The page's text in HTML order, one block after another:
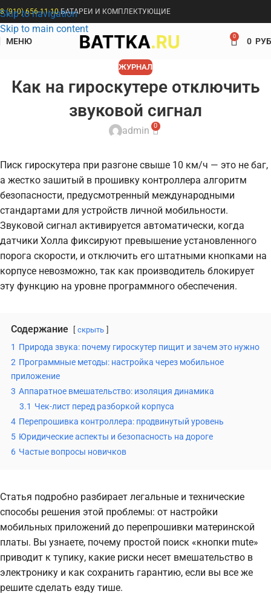
Skip to navigation
Skip to main content
8 (910) 656-11-10БАТАРЕИ И КОМПЛЕКТУЮЩИЕ
МЕНЮ 0 0
ЖУРНАЛ
Как на гироскутере отключить
звуковой сигнал
admin 0
Писк гироскутера при разгоне свыше 10 км/ч — это не баг,
а жестко зашитый в прошивку контроллера алгоритм
безопасности, предусмотренный международными
стандартами для устройств личной мобильности.
Звуковой сигнал активируется автоматически, когда
датчики Холла фиксируют превышение установленного
порога скорости, и отключить его штатными кнопками на
корпусе невозможно, так как производитель блокирует
эту функцию на уровне программного обеспечения.
Содержание скрыть
1 Природа звука: почему гироскутер пищит и зачем это нужно
2 Программные методы: настройка через мобильное
приложение
3 Аппаратное вмешательство: изоляция динамика
3.1 Чек-лист перед разборкой корпуса
4 Перепрошивка контроллера: продвинутый уровень
5 Юридические аспекты и безопасность на дороге
6 Частые вопросы новичков
Статья подробно разбирает легальные и технические
способы решения этой проблемы: от настройки
мобильных приложений до перепрошивки материнской
платы. Вы узнаете, почему простой поиск «кнопки mute»
приводит к тупику, какие риски несет вмешательство в
электронику и как сохранить гарантию, если вы все же
решите сделать езду тише.